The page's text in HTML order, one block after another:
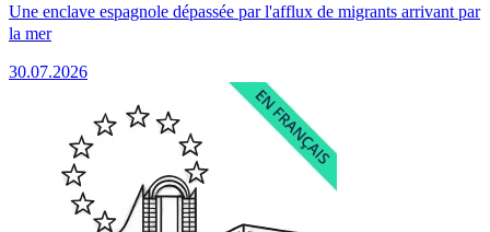
Une enclave espagnole dépassée par l'afflux de migrants arrivant par
la mer
30.07.2026